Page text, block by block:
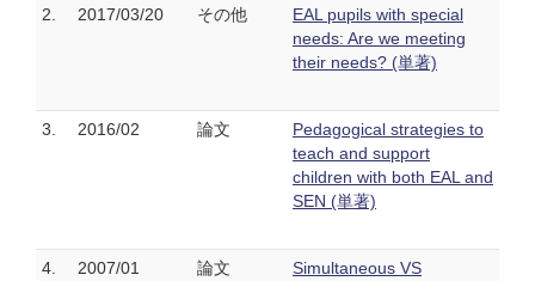
2. 2017/03/20 その他
EAL pupils with special
needs: Are we meeting
their needs? (単著)
3. 2016/02 論文
Pedagogical strategies to
teach and support
children with both EAL and
SEN (単著)
4. 2007/01 論文
Simultaneous VS